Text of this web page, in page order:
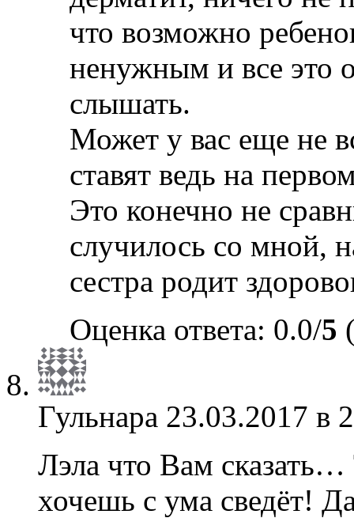
что возможно
ненужным и все это
слышать.
Может у вас еще не
ставят ведь на
Это конечно не
случилось со мной,
сестра родит
Оценка ответа: 0.0/5
Гульнара 23.03.2017 в
Лэла что Вам
хочешь с ума сведёт!